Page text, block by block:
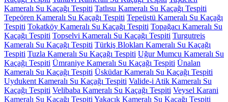
Kameralı Su Kaçağı Tespiti Tatlısu Kameralı Su Kaçağı Tespiti
Tepeören Kameralı Su Kaçağı Tespiti Tepeüstü Kameralı Su Kaçağı
Tespiti Tokatköy Kameralı Su Kaçağı Tespiti Topağacı Kameralı Su
Kaçağı Tespiti Topselvi Kameralı Su Kaçağı Tespiti Turgutreis
Kameralı Su Kaçağı Tespiti Türkiş Blokları Kameralı Su Kaçağı
Tespiti Tuzla Kameralı Su Kaçağı Tespiti Uğur Mumcu Kameralı Su
Kaçağı Tespiti Ümraniye Kameralı Su Kaçağı Tespiti Ünalan
Kameralı Su Kaçağı Tespiti Üsküdar Kameralı Su Kaçağı Tespiti
Uydukent Kameralı Su Kaçağı Tespiti Valide-i Atik Kameralı Su
Kaçağı Tespiti Velibaba Kameralı Su Kaçağı Tespiti Veysel Karani
Kameralı Su Kaçağı Tespiti Yakacık Kameralı Su Kaçağı Tespiti